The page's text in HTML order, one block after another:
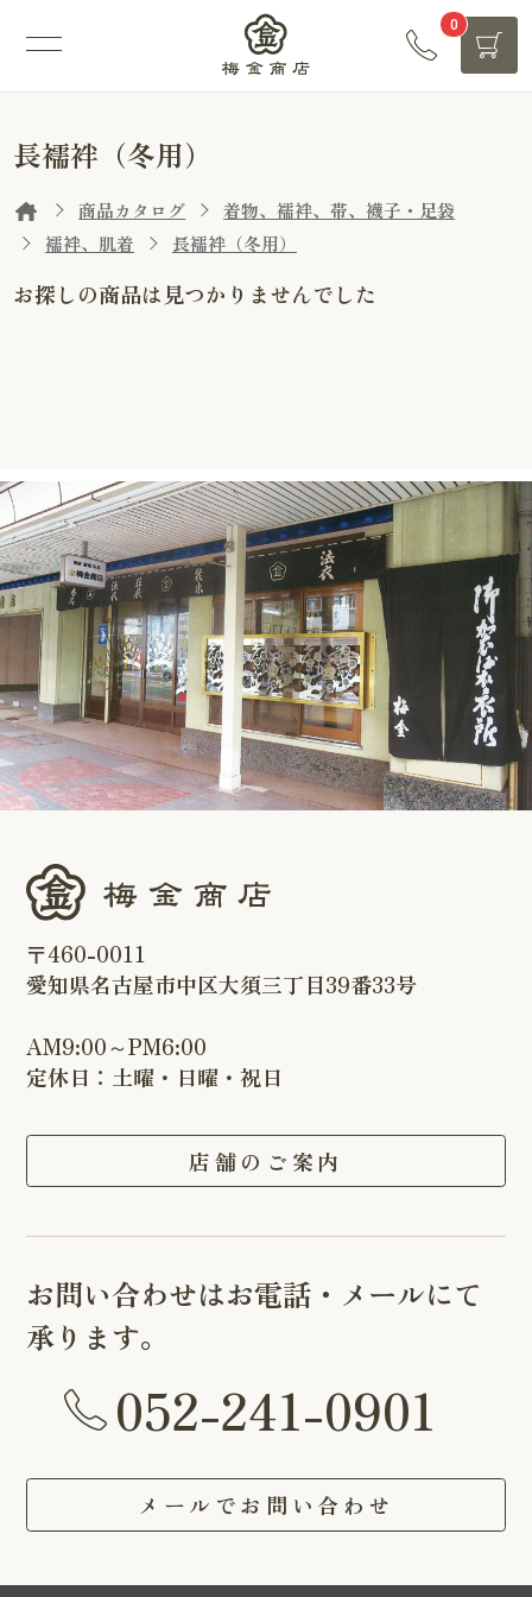
0
長襦袢（冬用）
商品カタログ
着物、襦袢、帯、襪子・足袋
襦袢、肌着
長襦袢（冬用）
お探しの商品は見つかりませんでした
〒460-0011
愛知県名古屋市中区大須三丁目39番33号
AM9:00～PM6:00
定休日：土曜・日曜・祝日
店舗のご案内
お問い合わせはお電話・メールにて
承ります。
052-241-0901
メールでお問い合わせ